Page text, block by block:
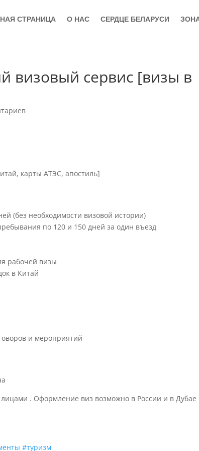
СТРАНИЦА О НАС СЕРДЦЕ БЕЛАРУСИ
визовый сервис [визы в
карты АТЭС, апостиль]
(без необходимости визовой истории)
по 120 и 150 дней за один въезд
рабочей визы
в Китай
и мероприятий
лицами . Оформление виз возможно в России и в Дубае
#туризм